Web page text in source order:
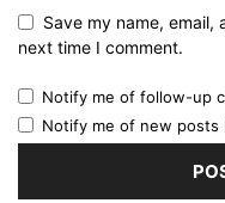
Save my name,
next time I comment.
Notify me of follow-up
Notify me of new posts